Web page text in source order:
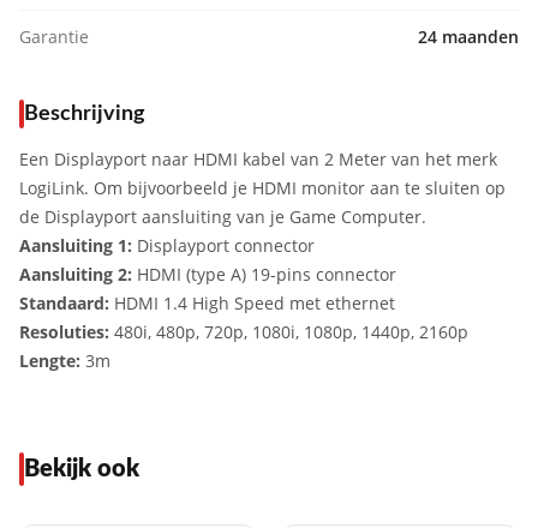
Garantie 24 maanden
Beschrijving
Een Displayport naar HDMI kabel van 2 Meter van het merk
LogiLink. Om bijvoorbeeld je HDMI monitor aan te sluiten op
de Displayport aansluiting van je Game Computer.
Aansluiting 1: Displayport connector
Aansluiting 2: HDMI (type A) 19-pins connector
Standaard: HDMI 1.4 High Speed met ethernet
Resoluties: 480i, 480p, 720p, 1080i, 1080p, 1440p, 2160p
Lengte: 3m
Bekijk ook